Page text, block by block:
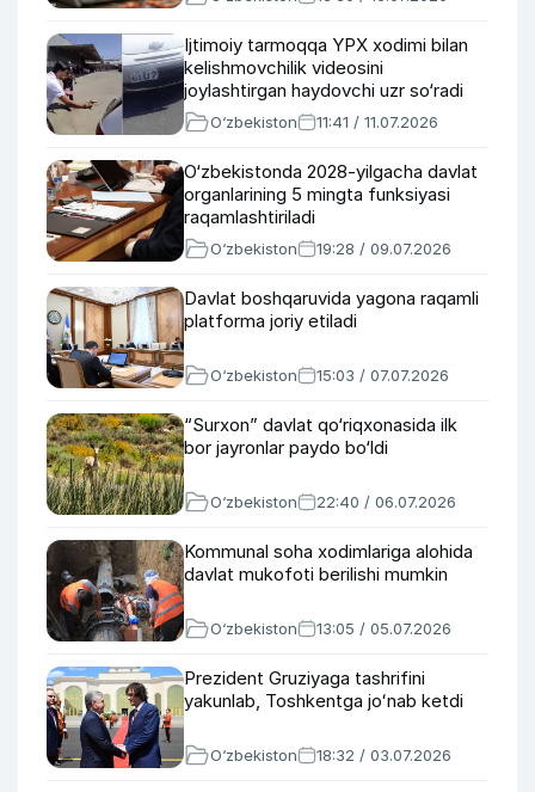
Ijtimoiy tarmoqqa YPX xodimi bilan
kelishmovchilik videosini
joylashtirgan haydovchi uzr so‘radi
O‘zbekiston 11:41 / 11.07.2026
O‘zbekistonda 2028-yilgacha davlat
organlarining 5 mingta funksiyasi
raqamlashtiriladi
O‘zbekiston 19:28 / 09.07.2026
Davlat boshqaruvida yagona raqamli
platforma joriy etiladi
O‘zbekiston 15:03 / 07.07.2026
“Surxon” davlat qo‘riqxonasida ilk
bor jayronlar paydo bo‘ldi
O‘zbekiston 22:40 / 06.07.2026
Kommunal soha xodimlariga alohida
davlat mukofoti berilishi mumkin
O‘zbekiston 13:05 / 05.07.2026
Prezident Gruziyaga tashrifini
yakunlab, Toshkentga joʻnab ketdi
O‘zbekiston 18:32 / 03.07.2026